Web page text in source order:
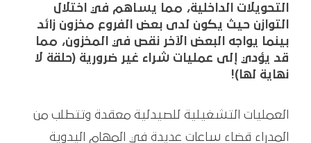
التحويلات الداخلية، مما يساهم في اختلال
التوازن حيث يكون لدى بعض الفروع مخزون زائد
بينما يواجه البعض الآخر نقص في المخزون، مما
قد يؤدي إلى عمليات شراء غير ضرورية (حلقة لا
نهاية لها)!
العمليات التشغيلية للصيدلية معقدة وتتطلب من
المدراء قضاء ساعات عديدة في المهام اليدوية